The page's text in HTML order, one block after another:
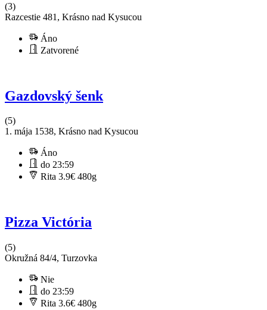
(3)
Razcestie 481, Krásno nad Kysucou
Áno
Zatvorené
Gazdovský šenk
(5)
1. mája 1538, Krásno nad Kysucou
Áno
do 23:59
Rita 3.9€ 480g
Pizza Victória
(5)
Okružná 84/4, Turzovka
Nie
do 23:59
Rita 3.6€ 480g